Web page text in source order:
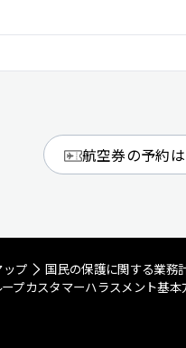
航空券の予約
ップ 国民の保護に関する業務
プカスタマーハラスメント基本